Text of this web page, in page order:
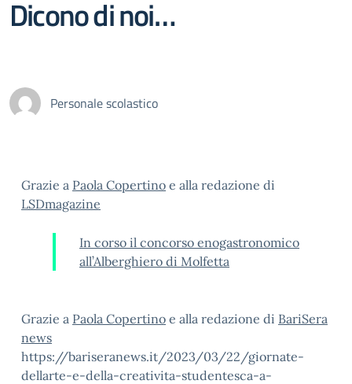
Dicono di noi…
Personale scolastico
Grazie a Paola Copertino e alla redazione di
LSDmagazine
In corso il concorso enogastronomico
all’Alberghiero di Molfetta
Grazie a Paola Copertino e alla redazione di BariSera
news
https://bariseranews.it/2023/03/22/giornate-
dellarte-e-della-creativita-studentesca-a-